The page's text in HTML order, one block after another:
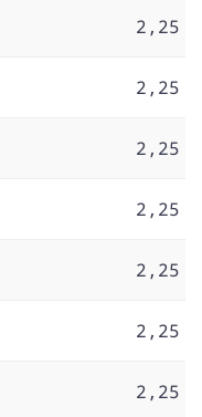
2,25
2,25
2,25
2,25
2,25
2,25
2,25